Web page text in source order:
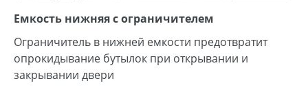
Емкость нижняя с ограничителем
Ограничитель в нижней емкости предотвратит
опрокидывание бутылок при открывании и
закрывании двери